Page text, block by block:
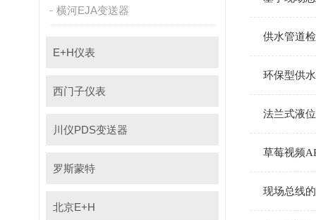
横河EJA变送器
E+H仪表
西门子仪表
川仪PDS变送器
罗斯蒙特
北京E+H
供水管道
环保型供
法兰式液
草莓视频
现场总线